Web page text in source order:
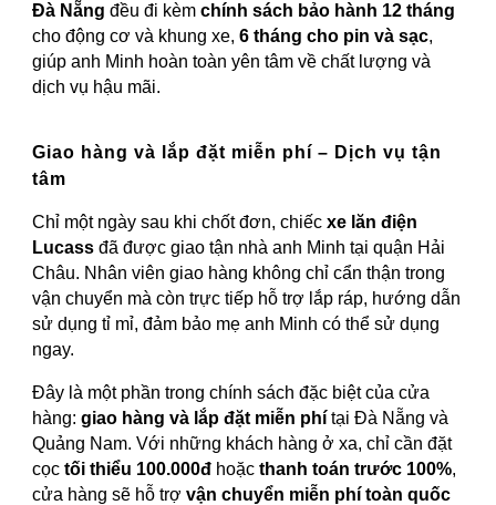
Đà Nẵng đều đi kèmchính sách bảo hành 12 tháng
cho động cơ và khung xe,6 tháng cho pin và sạc,
giúp anh Minh hoàn toàn yên tâm về chất lượng và
dịch vụ hậu mãi.
Giao hàng và lắp đặt miễn phí – Dịch vụ tận
tâm
Chỉ một ngày sau khi chốt đơn, chiếcxe lăn điện
Lucass đã được giao tận nhà anh Minh tại quận Hải
Châu. Nhân viên giao hàng không chỉ cẩn thận trong
vận chuyển mà còn trực tiếp hỗ trợ lắp ráp, hướng dẫn
sử dụng tỉ mỉ, đảm bảo mẹ anh Minh có thể sử dụng
ngay.
Đây là một phần trong chính sách đặc biệt của cửa
hàng:giao hàng và lắp đặt miễn phí tại Đà Nẵng và
Quảng Nam. Với những khách hàng ở xa, chỉ cần đặt
cọctối thiểu 100.000đ hoặcthanh toán trước 100%,
cửa hàng sẽ hỗ trợvận chuyển miễn phí toàn quốc